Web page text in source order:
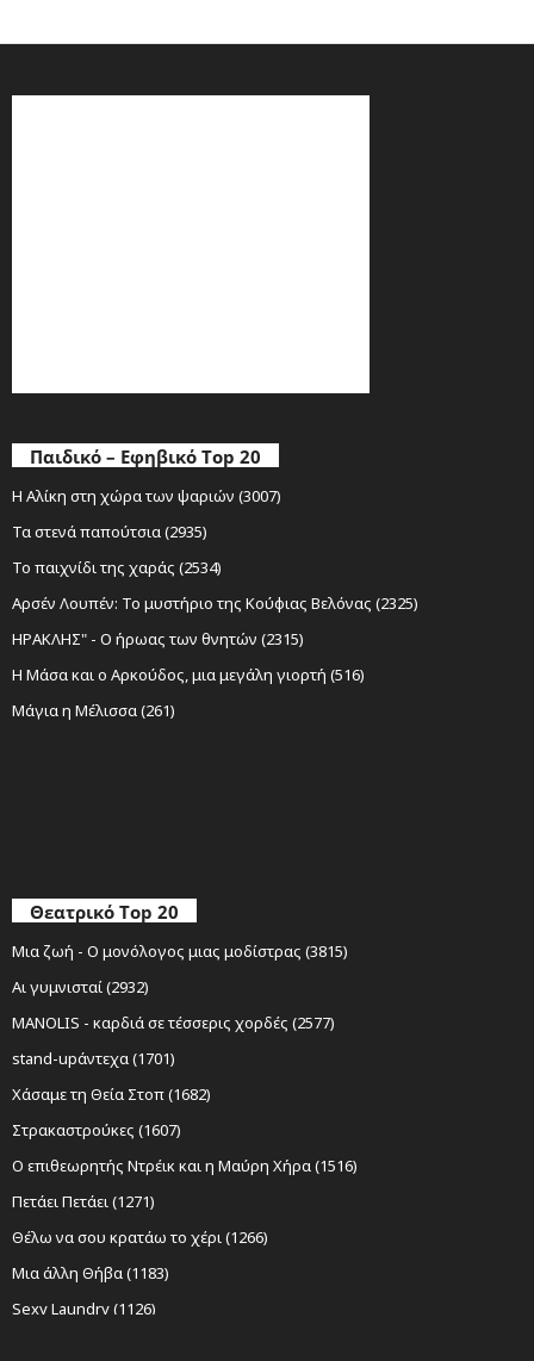
Παιδικό – Εφηβικό Top 20
Η Αλίκη στη χώρα των ψαριών (3007)
Τα στενά παπούτσια (2935)
Το παιχνίδι της χαράς (2534)
Αρσέν Λουπέν: Το μυστήριο της Κούφιας Βελόνας (2325)
ΗΡΑΚΛΗΣ" - Ο ήρωας των θνητών (2315)
Η Μάσα και ο Αρκούδος, μια μεγάλη γιορτή (516)
Μάγια η Μέλισσα (261)
Θεατρικό Top 20
Μια ζωή - Ο μονόλογος μιας μοδίστρας (3815)
Αι γυμνισταί (2932)
MANOLIS - καρδιά σε τέσσερις χορδές (2577)
stand-upάντεχα (1701)
Χάσαμε τη Θεία Στοπ (1682)
Στρακαστρούκες (1607)
Ο επιθεωρητής Ντρέικ και η Μαύρη Χήρα (1516)
Πετάει Πετάει (1271)
Θέλω να σου κρατάω το χέρι (1266)
Μια άλλη Θήβα (1183)
Sexy Laundry (1126)